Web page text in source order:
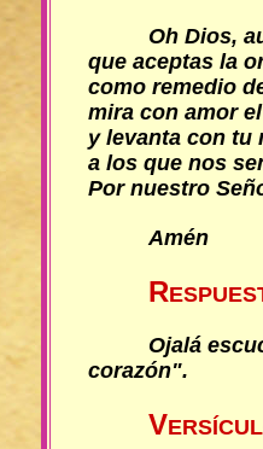
Oh Dios,
que aceptas la
como remedio
mira con amor
y levanta con tu
a los que nos
Por nuestro
Amén
R
Ojalá
corazón".
V